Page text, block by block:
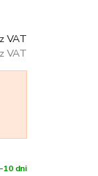
VAT
VAT
10 dni